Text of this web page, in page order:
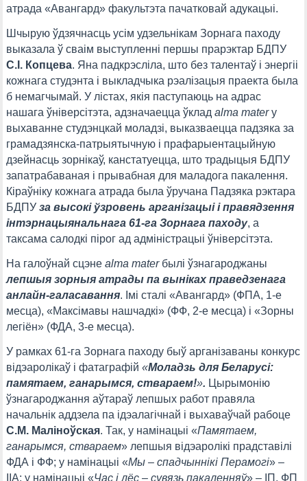
атрада «Авангард» факультэта пачатковай адукацыі.
Шчырую ўдзячнасць усім удзельнікам Зорнага паходу
выказала ў сваім выступленні першы прарэктар БДПУ
С.І. Копцева. Яна падкрэсліла, што без талентаў і энергіі
кожнага студэнта і выкладчыка рэалізацыя праекта была
б немагчымай. У лістах, якія паступаюць на адрас
нашага ўніверсітэта, адзначаецца ўкладalma materу
выхаванне студэнцкай моладзі, выказваецца падзяка за
грамадзянска-патрыятычную і прафарыентацыйную
дзейнасць зорнікаў, канстатуецца, што традыцыя БДПУ
запатрабаваная і прывабная для маладога пакалення.
Кіраўніку кожнага атрада была ўручана Падзяка рэктара
БДПУза высокі ўзровень арганізацыі і правядзення
інтэрнацыянальнага 61-га Зорнага паходу, а
таксама салодкі пірог ад адміністрацыі ўніверсітэта.
На галоўнай сцэнеalma materбылі ўзнагароджаны
лепшыя зорныя атрады па выніках праведзенага
анлайн-галасавання. Імі сталі «Авангард» (ФПА, 1-е
месца), «Максімавы нашчадкі» (ФФ, 2-е месца) і «Зорны
легіён» (ФДА, 3-е месца).
У рамках 61-га Зорнага паходу быў арганізаваны конкурс
відэаролікаў і фатаграфій«Моладзь для Беларусі:
памятаем, ганарымся, ствараем!». Цырымонію
ўзнагароджання аўтараў лепшых работ правяла
начальнік аддзела па ідэалагічнай і выхаваўчай рабоце
С.М. Маліноўская. Так, у намінацыі «Памятаем,
ганарымся, ствараем» лепшыя відэаролікі прадставілі
ФДА і ФФ; у намінацыі «Мы – спадчыннікі Перамогі» –
ІІА; у намінацыі «Час і лёс – сувязь пакаленняў» – ІП, ФП